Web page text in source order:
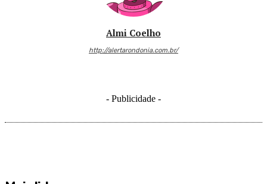
Almi Coelho
http://alertarondonia.com.br/
- Publicidade -